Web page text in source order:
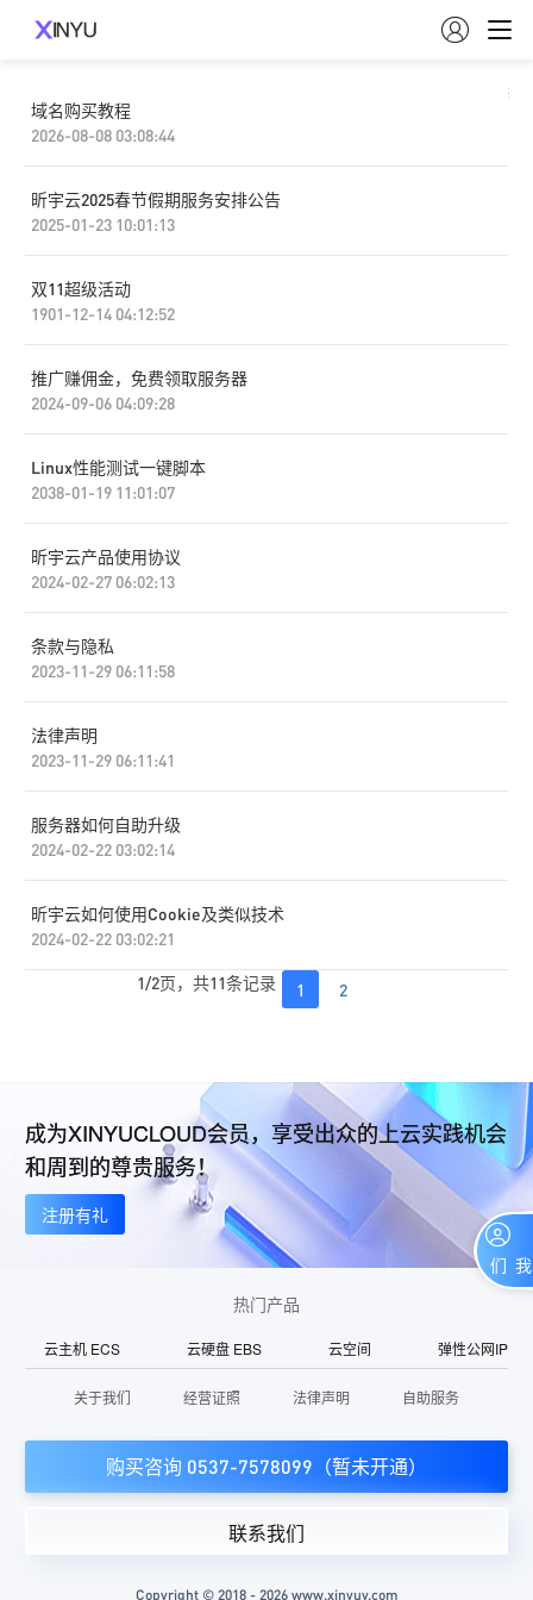

筛选
域名购买教程
2026-08-08 03:08:44
昕宇云2025春节假期服务安排公告
2025-01-23 10:01:13
双11超级活动
1901-12-14 04:12:52
推广赚佣金，免费领取服务器
2024-09-06 04:09:28
Linux性能测试一键脚本
2038-01-19 11:01:07
昕宇云产品使用协议
2024-02-27 06:02:13
条款与隐私
2023-11-29 06:11:58
法律声明
2023-11-29 06:11:41
服务器如何自助升级
2024-02-22 03:02:14
昕宇云如何使用Cookie及类似技术
2024-02-22 03:02:21
1/2页，共11条记录 1 2
成为XINYUCLOUD会员，享受出众的上云实践机会
和周到的尊贵服务！
注册有礼
热门产品
云主机 ECS 云硬盘 EBS 云空间 弹性公网IP
关于我们 经营证照 法律声明 自助服务
购买咨询 0537-7578099（暂未开通）
联系我们
Copyright © 2018 - 2026 www.xinyuy.com
联系我们